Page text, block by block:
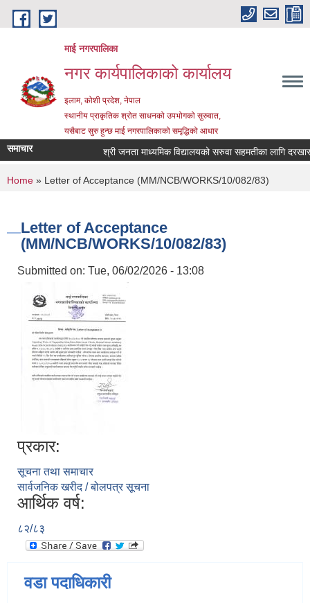
Skip to main content
माई नगरपालिका
नगर कार्यपालिकाको कार्यालय
इलाम, कोशी प्रदेश, नेपाल
स्थानीय प्राकृतिक श्रोत साधनको उपभोगको सुरुवात,
यसैबाट सुरु हुन्छ माई नगरपालिकाको समृद्धिको आधार
समाचार श्री जनता माध्यमिक विद्यालयको सरुवा सहमतीका लागि दरखास्त
You are here
Home » Letter of Acceptance (MM/NCB/WORKS/10/082/83)
Letter of Acceptance
(MM/NCB/WORKS/10/082/83)
Submitted on: Tue, 06/02/2026 - 13:08
प्रकार:
सूचना तथा समाचार
सार्वजनिक खरीद / बोलपत्र सूचना
आर्थिक वर्ष:
८२/८३
वडा पदाधिकारी